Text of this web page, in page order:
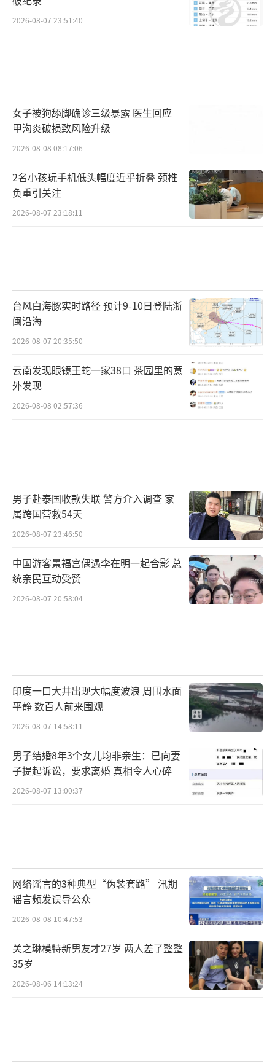
2026-08-07 23:51:40
女子被狗舔脚确诊三级暴露 医生回应
甲沟炎破损致风险升级
2026-08-08 08:17:06
2名小孩玩手机低头幅度近乎折叠 颈椎
负重引关注
2026-08-07 23:18:11
台风白海豚实时路径 预计9-10日登陆浙
闽沿海
2026-08-07 20:35:50
云南发现眼镜王蛇一家38口 茶园里的意
外发现
2026-08-08 02:57:36
男子赴泰国收款失联 警方介入调查 家
属跨国营救54天
2026-08-07 23:46:50
中国游客景福宫偶遇李在明一起合影 总
统亲民互动受赞
2026-08-07 20:58:04
印度一口大井出现大幅度波浪 周围水面
平静 数百人前来围观
2026-08-07 14:58:11
男子结婚8年3个女儿均非亲生：已向妻
子提起诉讼，要求离婚 真相令人心碎
2026-08-07 13:00:37
网络谣言的3种典型“伪装套路” 汛期
谣言频发误导公众
2026-08-08 10:47:53
关之琳模特新男友才27岁 两人差了整整
35岁
2026-08-06 14:13:24